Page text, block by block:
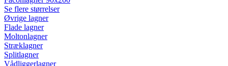
Se flere størrelser
Øvrige lagner
Flade lagner
Moltonlagner
Stræklagner
Splitlagner
Vådliggerlagner